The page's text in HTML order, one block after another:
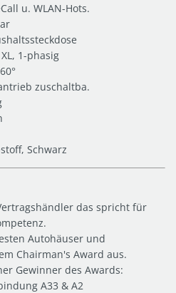
u. WLAN-Hots.
1-phasig
zuschaltba.
Schwarz
das spricht für
Autohäuser und
Chairman's Award aus.
Gewinner des Awards:
A33 & A2